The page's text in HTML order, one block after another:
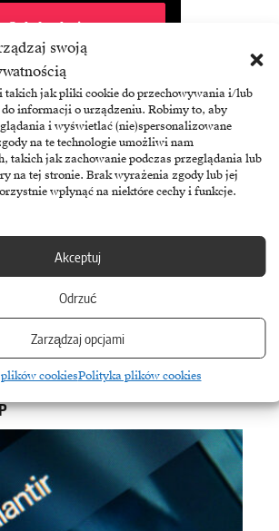
swoją
takich jak pliki cookie do przechowywania i/lub
informacji o urządzeniu. Robimy to, aby
i wyświetlać (nie)spersonalizowane
na te technologie umożliwi nam
takich jak zachowanie podczas przeglądania lub
na tej stronie. Brak wyrażenia zgody lub jej
wpłynąć na niektóre cechy i funkcje.
Akceptuj
Odrzuć
Zarządzaj opcjami
cookiesPolityka plików cookies
Biuletyn Brandsit
nasząpolitykę
SOLUTIONS